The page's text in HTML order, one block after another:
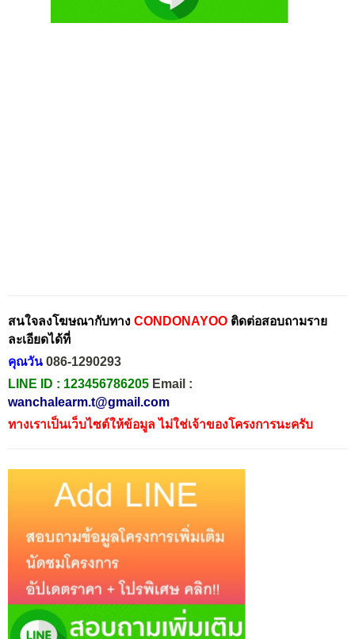
สนใจลงโฆษณากับทาง CONDONAYOO ติดต่อสอบถามราย
ละเอียดได้ที่
คุณวัน 086-1290293
LINE ID : 123456786205 Email :
wanchalearm.t@gmail.com
ทางเราเป็นเว็บไซต์ให้ข้อมูล ไม่ใช่เจ้าของโครงการนะครับ